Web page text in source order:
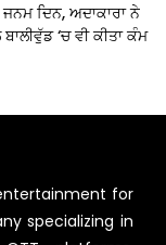
ਦਿਨ, ਅਦਾਕਾਰਾ ਨੇ
‘ਚ ਵੀ ਕੀਤਾ ਕੰਮ
for
specializing in